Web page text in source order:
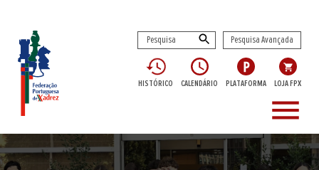
Pesquisa Avançada
HISTÓRICO CALENDÁRIO PLATAFORMA LOJA FPX
menu